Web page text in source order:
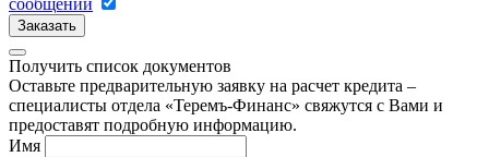
Заказать
Получить список документов
Оставьте предварительную заявку на расчет кредита –
специалисты отдела «Теремъ-Финанс» свяжутся с Вами и
предоставят подробную информацию.
Имя